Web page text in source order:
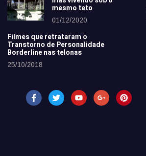
mesmo teto
01/12/2020
Filmes que retrataram o
Transtorno de Personalidade
Borderline nas telonas
25/10/2018